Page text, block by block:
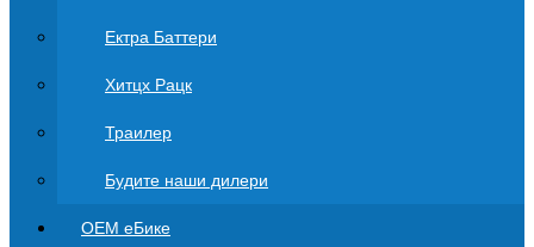
Ектра Баттери
Хитцх Рацк
Траилер
Будите наши дилери
ОЕМ еБике